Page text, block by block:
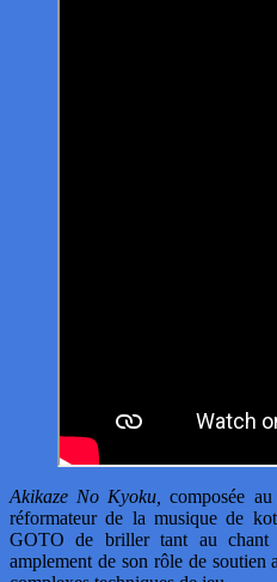
Akikaze No Kyoku,
composée
réformateur de la musique de
GOTO de briller tant au chant
amplement de son rôle de soutien